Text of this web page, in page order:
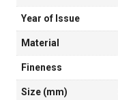
Year of Issue
Material
Fineness
Size (mm)